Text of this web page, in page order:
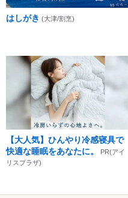
はしがき (大津/割烹)
【大人気】ひんやり冷感寝具で
快適な睡眠をあなたに。
PR(アイ
リスプラザ)